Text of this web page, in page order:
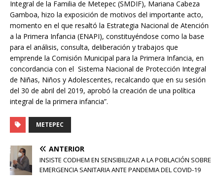
Integral de la Familia de Metepec (SMDIF), Mariana Cabeza
Gamboa, hizo la exposición de motivos del importante acto,
momento en el que resaltó la Estrategia Nacional de Atención
a la Primera Infancia (ENAPI), constituyéndose como la base
para el análisis, consulta, deliberación y trabajos que
emprende la Comisión Municipal para la Primera Infancia, en
concordancia con el Sistema Nacional de Protección Integral
de Niñas, Niños y Adolescentes, recalcando que en su sesión
del 30 de abril del 2019, aprobó la creación de una política
integral de la primera infancia”.
METEPEC
ANTERIOR
INSISTE CODHEM EN SENSIBILIZAR A LA POBLACIÓN SOBRE
EMERGENCIA SANITARIA ANTE PANDEMIA DEL COVID-19